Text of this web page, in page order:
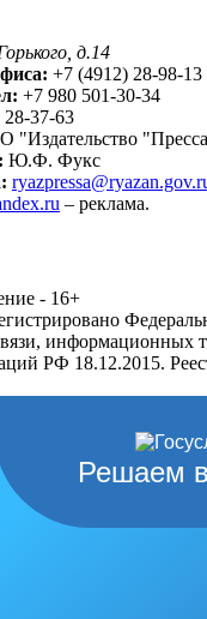
д.14
+7 (4912) 28-98-13
+7 980 501-30-34
37-63
"Издательство
Ю.Ф. Фукс
– реклама.
- 16+
информационных
РФ 18.12.2015.
Решаем